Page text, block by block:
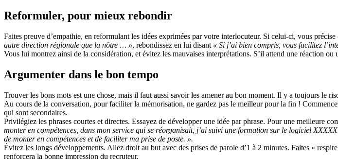
Reformuler, pour mieux rebondir
Faites preuve d’empathie, en reformulant les idées exprimées par votre interlocuteur. Si celui-ci, vous précise
autre direction régionale que la nôtre … », rebondissez en lui disant « Si j’ai bien compris, vous facilitez
Vous lui montrez ainsi de la considération, et évitez les mauvaises interprétations. S’il attend une réaction
Argumenter dans le bon tempo
Trouver les bons mots est une chose, mais il faut aussi savoir les amener au bon moment. Il y a toujours le
Au cours de la conversation, pour faciliter la mémorisation, ne gardez pas le meilleur pour la fin !
qui sont secondaires.
Privilégiez les phrases courtes et directes. Essayez de développer une idée par phrase. Pour une meilleure
monter en compétences, dans mon service qui se réorganisait, j’ai suivi une formation sur le logiciel
de monter en compétences et de faciliter ma prise de poste. ».
Évitez les longs développements. Allez droit au but avec des prises de parole d’1 à 2 minutes. Faites «
renforcera la bonne impression du recruteur.